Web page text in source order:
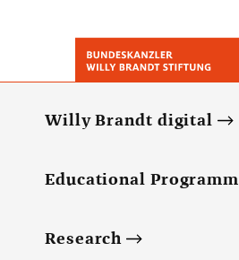
Willy Brandt digital
Educational Programm
Research